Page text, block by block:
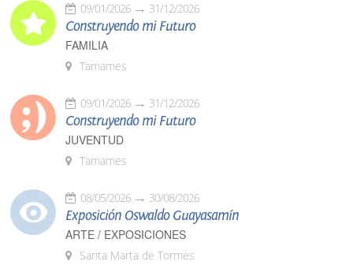
09/01/2026 31/12/2026
Construyendo mi Futuro
FAMILIA
Tamames
09/01/2026 31/12/2026
Construyendo mi Futuro
JUVENTUD
Tamames
08/05/2026 30/08/2026
Exposición Oswaldo Guayasamín
ARTE / EXPOSICIONES
Santa Marta de Tormes